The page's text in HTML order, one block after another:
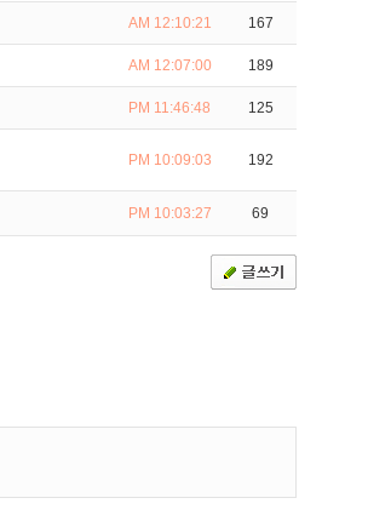
AM 12:10:21 167
AM 12:07:00 189
PM 11:46:48 125
PM 10:09:03 192
PM 10:03:27 69